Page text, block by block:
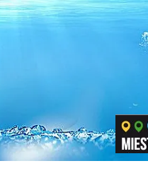
leto